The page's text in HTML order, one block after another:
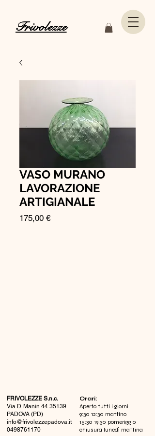
Frivolezze
VASO MURANO
LAVORAZIONE
ARTIGIANALE
175,00 €Prezzo
FRIVOLEZZE S.n.c.
Via D. Manin 44 35139
PADOVA (PD)
info@frivolezzepadova.it
0498761170
​Orari:
Aperto tutti i giorni
9:30 12:30 mattino
15:30 19:30 pomeriggio
chiusura lunedì mattina